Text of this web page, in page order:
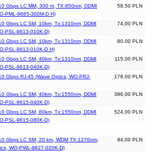
58,50 PLN
Gbps LC MM, 300 m, TX:850nm, DDMI
PML-9685-300M-D H)
74,00 PLN
Gbps LC SM, 10km, Tx:1310nm, DDMI
PSL-9613-010K-D)
80,00 PLN
Gbps LC SM, 10km, Tx:1310nm, DDMI
PSL-9613-010K-D H)
115,00 PLN
Gbps LC SM, 40km, Tx:1310nm, DDMI
PSL-9613-040K-D)
178,00 PLN
Gbps RJ-45 (Wave Optics, WO-PRJ-
396,00 PLN
Gbps LC SM, 40km, Tx:1550nm, DDMI
PSL-9615-040K-D)
524,00 PLN
Gbps LC SM, 80km, Tx:1550nm, DDMI
PSL-9615-080K-D)
94,00 PLN
Gbps LC SM, 20 km, WDM TX:1270nm,
WO-PWL-9627-020K-D)